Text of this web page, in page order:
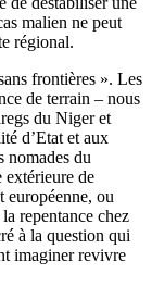
malien ne peut
régional.
frontières ». Les
de terrain – nous
du Niger et
d’Etat et aux
nomades du
extérieure de
européenne, ou
repentance chez
à la question qui
imaginer revivre